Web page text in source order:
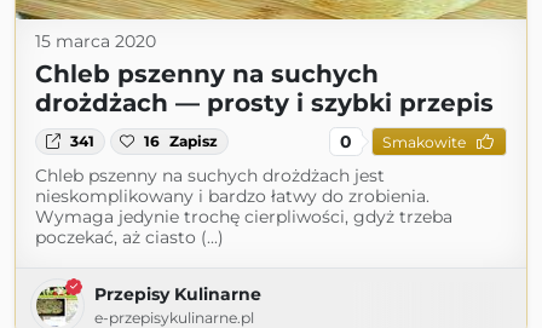
15 marca 2020
Chleb pszenny na suchych
drożdżach — prosty i szybki przepis
341 16 Zapisz 0 Smakowite
Chleb pszenny na suchych drożdżach jest
nieskomplikowany i bardzo łatwy do zrobienia.
Wymaga jedynie trochę cierpliwości, gdyż trzeba
poczekać, aż ciasto (...)
Przepisy Kulinarne
e-przepisykulinarne.pl